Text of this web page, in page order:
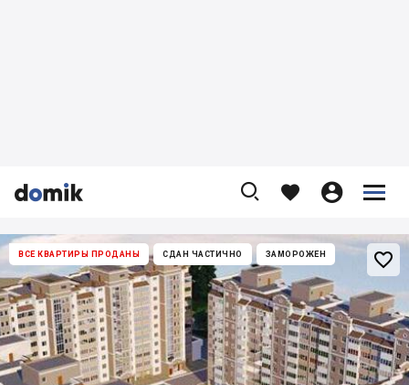


    


ВСЕ КВАРТИРЫ ПРОДАНЫ СДАН ЧАСТИЧНО ЗАМОРОЖЕН 